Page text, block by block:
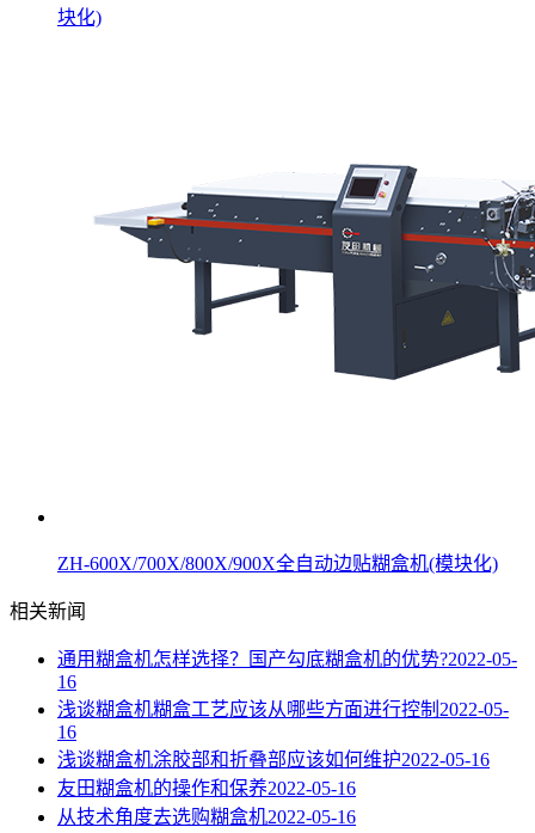
块化)
ZH-600X/700X/800X/900X全自动边贴糊盒机(模块化)
相关新闻
通用糊盒机怎样选择？国产勾底糊盒机的优势?2022-05-
16
浅谈糊盒机糊盒工艺应该从哪些方面进行控制 2022-05-
16
浅谈糊盒机涂胶部和折叠部应该如何维护2022-05-16
友田糊盒机的操作和保养2022-05-16
从技术角度去选购糊盒机2022-05-16